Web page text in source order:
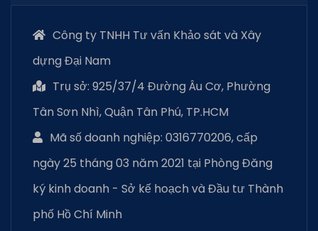
Công ty TNHH Tư vấn Khảo sát và Xây
dựng Đại Nam
Trụ sở: 925/37/4 Đường Âu Cơ, Phường
Tân Sơn Nhì, Quận Tân Phú, TP.HCM
Mã số doanh nghiệp: 0316770206, cấp
ngày 25 tháng 03 năm 2021 tại Phòng Đăng
ký kinh doanh - Sở kế hoạch và Đầu tư Thành
phố Hồ Chí Minh